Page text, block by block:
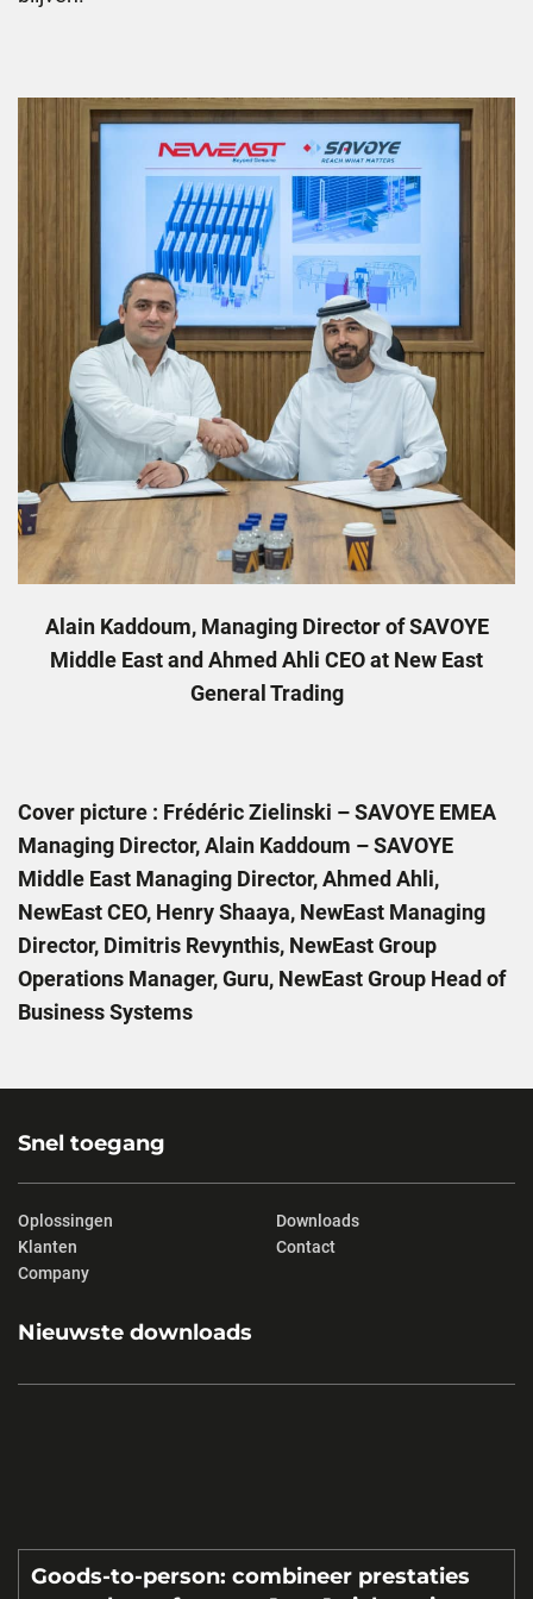
Alain Kaddoum, Managing Director of SAVOYE
Middle East and Ahmed Ahli CEO at New East
General Trading
Cover picture : Frédéric Zielinski – SAVOYE EMEA
Managing Director, Alain Kaddoum – SAVOYE
Middle East Managing Director, Ahmed Ahli,
NewEast CEO, Henry Shaaya, NewEast Managing
Director, Dimitris Revynthis, NewEast Group
Operations Manager, Guru, NewEast Group Head of
Business Systems
Snel toegang
Oplossingen
Klanten
Company
Downloads
Contact
Nieuwste downloads
Goods-to-person: combineer prestaties